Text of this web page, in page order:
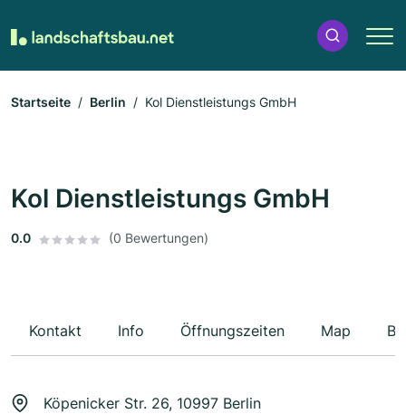
Startseite Berlin Kol Dienstleistungs GmbH
Kol Dienstleistungs GmbH
0.0 (0 Bewertungen)
Kontakt Info Öffnungszeiten Map
Köpenicker Str. 26, 10997 Berlin